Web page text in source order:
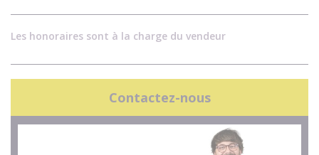
Les honoraires sont à la charge du vendeur
Contactez-nous